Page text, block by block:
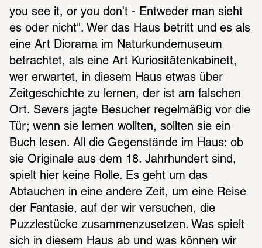
you see it, or you don't - Entweder man sieht
es oder nicht". Wer das Haus betritt und es als
eine Art Diorama im Naturkundemuseum
betrachtet, als eine Art Kuriositätenkabinett,
wer erwartet, in diesem Haus etwas über
Zeitgeschichte zu lernen, der ist am falschen
Ort. Severs jagte Besucher regelmäßig vor die
Tür; wenn sie lernen wollten, sollten sie ein
Buch lesen. All die Gegenstände im Haus: ob
sie Originale aus dem 18. Jahrhundert sind,
spielt hier keine Rolle. Es geht um das
Abtauchen in eine andere Zeit, um eine Reise
der Fantasie, auf der wir versuchen, die
Puzzlestücke zusammenzusetzen. Was spielt
sich in diesem Haus ab und was können wir